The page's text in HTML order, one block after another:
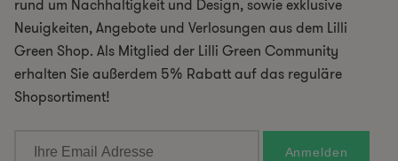
rund um Nachhaltigkeit und Design, sowie exklusive
Neuigkeiten, Angebote und Verlosungen aus dem Lilli
Green Shop. Als Mitglied der Lilli Green Community
erhalten Sie außerdem 5% Rabatt auf das reguläre
Shopsortiment!